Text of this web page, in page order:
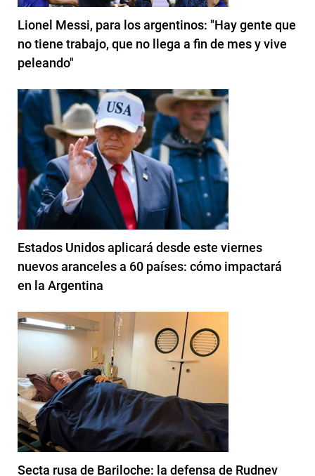
Lionel Messi, para los argentinos: "Hay gente que
no tiene trabajo, que no llega a fin de mes y vive
peleando"
Estados Unidos aplicará desde este viernes
nuevos aranceles a 60 países: cómo impactará
en la Argentina
Secta rusa de Bariloche: la defensa de Rudnev